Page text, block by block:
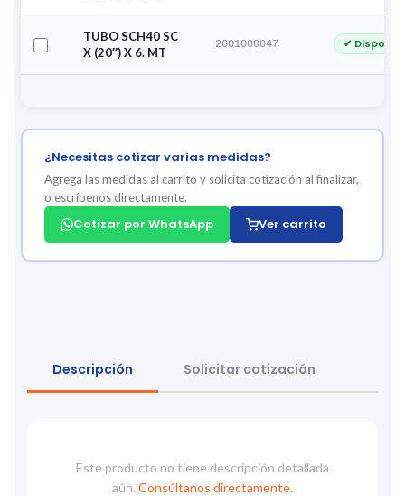
TUBO SCH40 SC
X (20″) X 6. MT
2601000047 ✔
¿Necesitas cotizar varias medidas?
Agrega las medidas al carrito y solicita cotización al finalizar,
o escríbenos directamente.
Cotizar por WhatsApp Ver carrito
Descripción Solicitar cotización
Este producto no tiene descripción detallada
aún. Consúltanos directamente.